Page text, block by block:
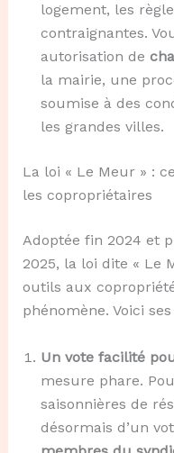
logement, les
contraignantes.
autorisation de
la mairie, une
soumise à des
les grandes villes.
La loi « Le Meur » :
les copropriétaires
Adoptée fin 2024 et
2025, la loi dite « Le
outils aux
phénomène. Voici
Un vote facilité
mesure phare.
saisonnières de
désormais d’un